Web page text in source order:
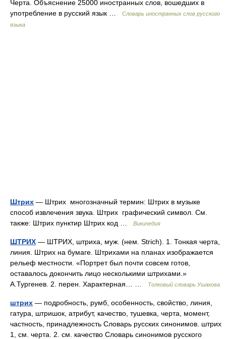
Черта. Объяснение 25000 иностранных слов, вошедших в
употребление в русский язык …
Словарь иностранных слов русского
языка
Штрих — Штрих многозначный термин: Штрих в музыке
способ извлечения звука. Штрих графический символ. См.
также: Штрих пунктир Штрих код …
Википедия
ШТРИХ — ШТРИХ, штриха, муж. (нем. Strich). 1. Тонкая черта,
линия. Штрих на бумаге. Штрихами на планах изображается
рельеф местности. «Портрет был почти совсем готов,
оставалось докончить лицо несколькими штрихами.»
А.Тургенев. 2. перен. Характерная… …
Толковый словарь Ушакова
штрих — подробность, румб, особенность, свойство, линия,
гатура, штришок, атрибут, качество, тушевка, черта, момент,
частность, принадлежность Словарь русских синонимов. штрих
1, см. черта. 2. см. качество Словарь синонимов русского